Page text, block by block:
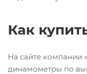
Как
На сайте компании
динамометры по